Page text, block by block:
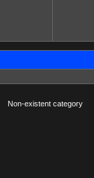
Non-existent category